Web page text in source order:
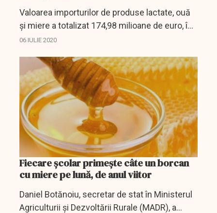
Valoarea importurilor de produse lactate, ouă
şi miere a totalizat 174,98 milioane de euro, în
primul trimestru din acest an, în creştere cu
06 IULIE 2020
Fiecare școlar primește câte un borcan
cu miere pe lună, de anul viitor
Daniel Botănoiu, secretar de stat în Ministerul
Agriculturii şi Dezvoltării Rurale (MADR), a